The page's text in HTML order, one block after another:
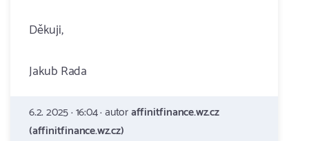
Děkuji,
Jakub Rada
6.2. 2025 · 16:04 · autoraffinitfinance.wz.cz
(affinitfinance.wz.cz)